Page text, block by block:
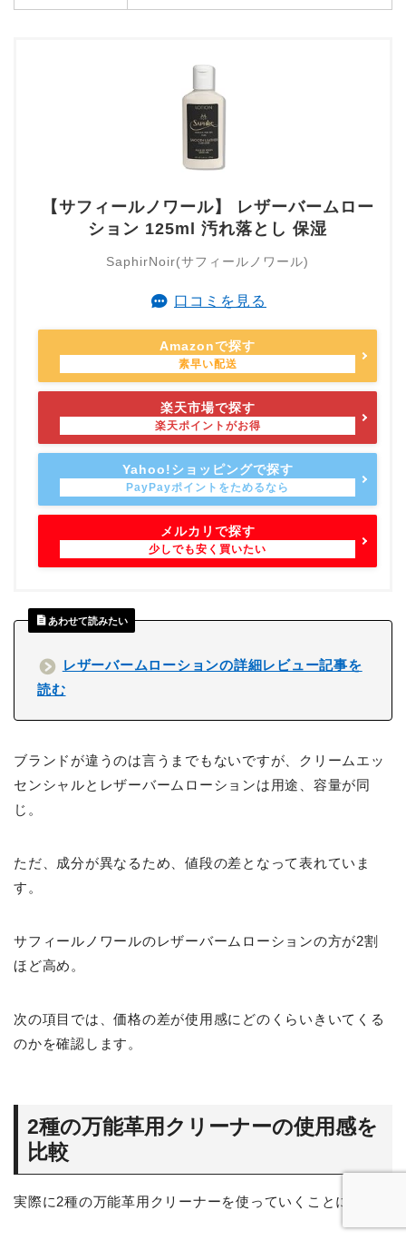
【サフィールノワール】 レザーバームロー
ション 125ml 汚れ落とし 保湿
SaphirNoir(サフィールノワール)
口コミを見る
Amazonで探す
楽天市場で探す
Yahoo!ショッピングで探す
メルカリで探す
あわせて読みたい
レザーバームローションの詳細レビュー記事を
読む
ブランドが違うのは言うまでもないですが、クリームエッ
センシャルとレザーバームローションは用途、容量が同
じ。
ただ、成分が異なるため、値段の差となって表れていま
す。
サフィールノワールのレザーバームローションの方が2割
ほど高め。
次の項目では、価格の差が使用感にどのくらいきいてくる
のかを確認します。
2種の万能革用クリーナーの使用感を
比較
実際に2種の万能革用クリーナーを使っていくことに。